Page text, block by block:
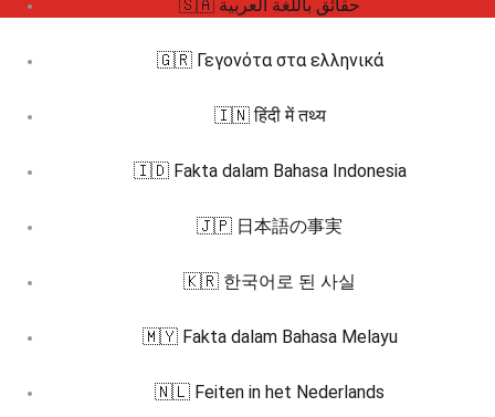
🇸🇦 حقائق باللغة العربية
🇬🇷 Γεγονότα στα ελληνικά
🇮🇳 हिंदी में तथ्य
🇮🇩 Fakta dalam Bahasa Indonesia
🇯🇵 日本語の事実
🇰🇷 한국어로 된 사실
🇲🇾 Fakta dalam Bahasa Melayu
🇳🇱 Feiten in het Nederlands